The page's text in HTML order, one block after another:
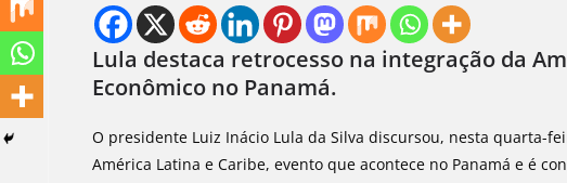
Lula destaca retrocesso na integração da
Econômico no Panamá.
O presidente Luiz Inácio Lula da Silva discursou, nesta quarta-
América Latina e Caribe, evento que acontece no Panamá e é